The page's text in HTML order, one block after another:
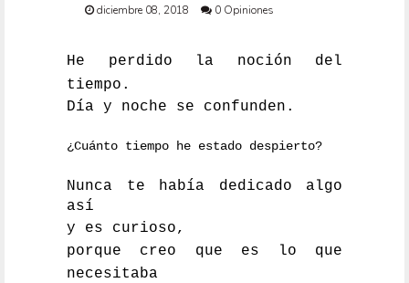
diciembre 08, 2018 0 Opiniones
He perdido la noción del
tiempo.
Día y noche se confunden.
¿Cuánto tiempo he estado despierto?
Nunca te había dedicado algo
así
y es curioso,
porque creo que es lo que
necesitaba